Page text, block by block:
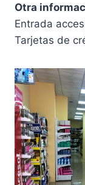
Otra
Entrada
Tarjetas de